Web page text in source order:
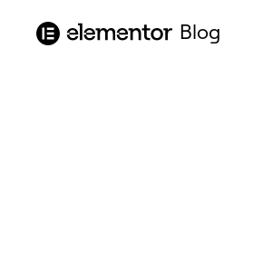
springen
Blog